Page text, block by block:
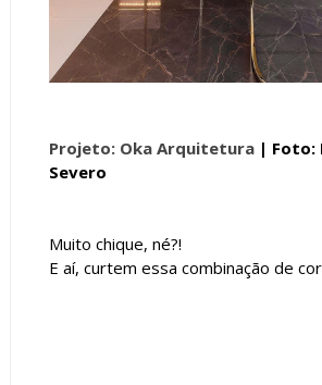
Projeto: Oka Arquitetura| Foto:
Severo
Muito chique, né?!
E aí, curtem essa combinação de